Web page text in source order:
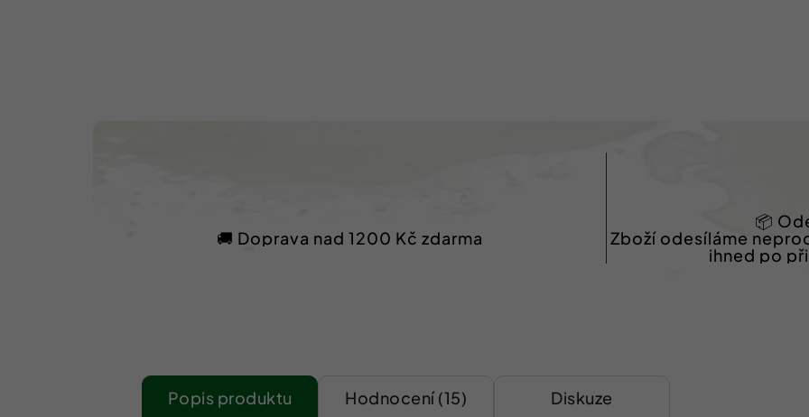
🚚 Doprava nad 1200 Kč zdarma
📦
Zboží odesíláme
ihned po
Popis Hodnocení (15) Diskuze